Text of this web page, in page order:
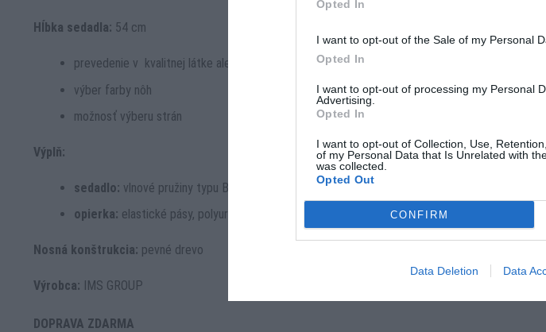
Opted In
I want to opt-out of the Sale of my Personal
Opted In
I want to opt-out of processing my Personal
Advertising.
Opted In
I want to opt-out of Collection, Use,
of my Personal Data that Is Unrelated with
was collected.
Opted Out
CONFIRM
Data Deletion Data
Hĺbka sedadla: 54 cm
prevedenie v kvalitnej látke alebo koži
výber farby nôh
možnosť výberu strán
Výplň:
sedadlo: vlnové pružiny typu B, mini vrecko, vysoko elastická pena
opierka: elastické pásy, polyuretánová pena
Nosná konštrukcia: pevné drevo
Výrobca: IMS GROUP
DOPRAVA ZDARMA